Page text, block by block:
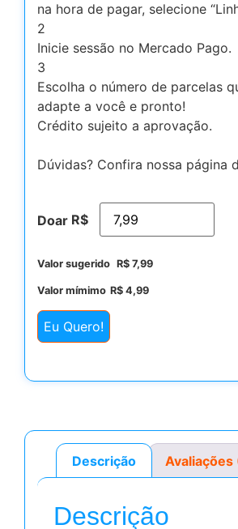
na hora de pagar, selecione
2
Inicie sessão no Mercado Pago.
3
Escolha o número de parcelas
adapte a você e pronto!
Crédito sujeito a aprovação.
Dúvidas? Confira nossa página
Doar R$
Valor sugerido R$ 7,99
Valor mímimo R$ 4,99
Eu Quero!
Descrição Avaliações
Descrição